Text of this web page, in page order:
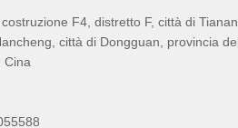
F4, distretto F, città di Tianan
città di Dongguan, provincia
Cina